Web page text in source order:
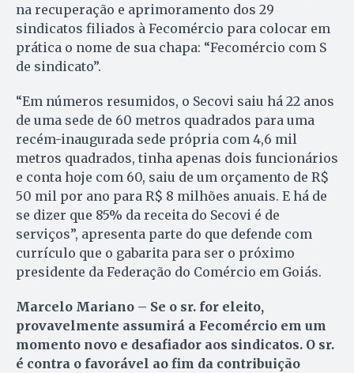
na recuperação e aprimoramento dos 29
sindicatos filiados à Fecomércio para colocar em
prática o nome de sua chapa: “Fecomércio com S
de sindicato”.
“Em números resumidos, o Secovi saiu há 22 anos
de uma sede de 60 metros quadrados para uma
recém-inaugurada sede própria com 4,6 mil
metros quadrados, tinha apenas dois funcionários
e conta hoje com 60, saiu de um orçamento de R$
50 mil por ano para R$ 8 milhões anuais. E há de
se dizer que 85% da receita do Secovi é de
serviços”, apresenta parte do que defende com
currículo que o gabarita para ser o próximo
presidente da Federação do Comércio em Goiás.
Marcelo Mariano – Se o sr. for eleito,
provavelmente assumirá a Fecomércio em um
momento novo e desafiador aos sindicatos. O sr.
é contra o favorável ao fim da contribuição